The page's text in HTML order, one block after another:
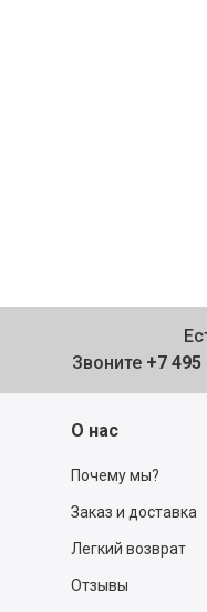
Звоните +7 495
О нас
Почему мы?
Заказ и доставка
Легкий возврат
Отзывы